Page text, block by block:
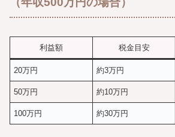
利益額 税金目安
20万円 約3万円
50万円 約10万円
100万円 約30万円